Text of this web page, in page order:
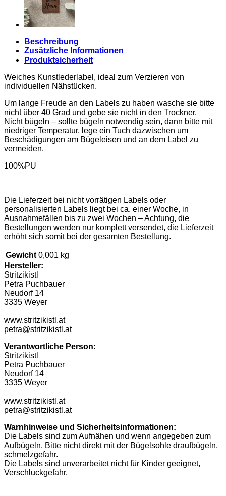
Beschreibung
Zusätzliche Informationen
Produktsicherheit
Weiches Kunstlederlabel, ideal zum Verzieren von
individuellen Nähstücken.
Um lange Freude an den Labels zu haben wasche sie bitte
nicht über 40 Grad und gebe sie nicht in den Trockner.
Nicht bügeln – sollte bügeln notwendig sein, dann bitte mit
niedriger Temperatur, lege ein Tuch dazwischen um
Beschädigungen am Bügeleisen und an dem Label zu
vermeiden.
100%PU
Die Lieferzeit bei nicht vorrätigen Labels oder
personalisierten Labels liegt bei ca. einer Woche, in
Ausnahmefällen bis zu zwei Wochen – Achtung, die
Bestellungen werden nur komplett versendet, die Lieferzeit
erhöht sich somit bei der gesamten Bestellung.
Gewicht 0,001 kg
Hersteller:
Stritzikistl
Petra Puchbauer
Neudorf 14
3335 Weyer
www.stritzikistl.at
petra@stritzikistl.at
Verantwortliche Person:
Stritzikistl
Petra Puchbauer
Neudorf 14
3335 Weyer
www.stritzikistl.at
petra@stritzikistl.at
Warnhinweise und Sicherheitsinformationen:
Die Labels sind zum Aufnähen und wenn angegeben zum
Aufbügeln. Bitte nicht direkt mit der Bügelsohle draufbügeln,
schmelzgefahr.
Die Labels sind unverarbeitet nicht für Kinder geeignet,
Verschluckgefahr.